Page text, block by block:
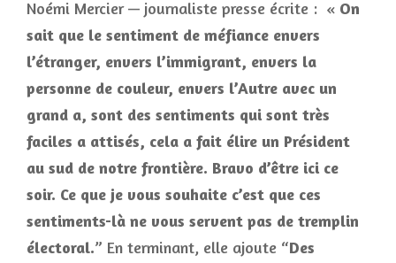
Noémi Mercier — journaliste presse écrite : « On
sait que le sentiment de méfiance envers
l’étranger, envers l’immigrant, envers la
personne de couleur, envers l’Autre avec un
grand a, sont des sentiments qui sont très
faciles a attisés, cela a fait élire un Président
au sud de notre frontière. Bravo d’être ici ce
soir. Ce que je vous souhaite c’est que ces
sentiments-là ne vous servent pas de tremplin
électoral.” En terminant, elle ajoute “Des